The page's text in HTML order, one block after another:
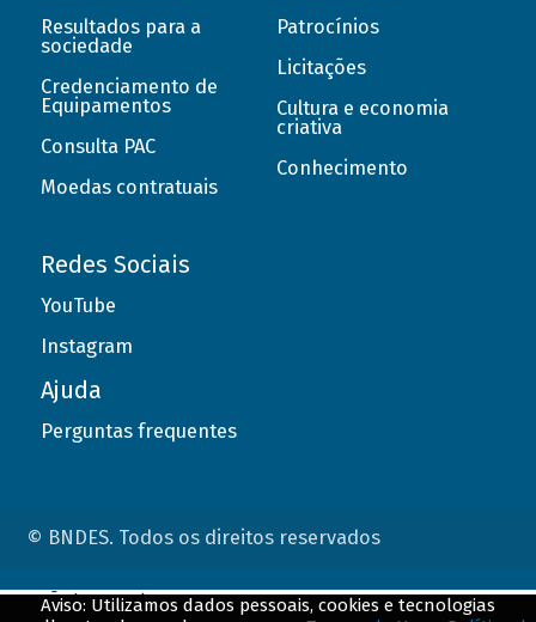
Resultados para a
sociedade
Credenciamento de
Equipamentos
Consulta PAC
Moedas contratuais
Patrocínios
Licitações
Cultura e economia
criativa
Conhecimento
Redes Sociais
YouTube
Instagram
Ajuda
Perguntas frequentes
© BNDES. Todos os direitos reservados
Aviso: Utilizamos dados pessoais, cookies e tecnologias
ConteÃºdo complementar